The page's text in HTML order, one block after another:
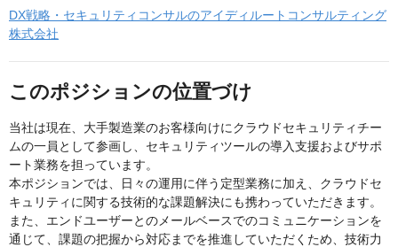
DX戦略・セキュリティコンサルのアイディルートコンサルティング
株式会社
このポジションの位置づけ
当社は現在、大手製造業のお客様向けにクラウドセキュリティチー
ムの一員として参画し、セキュリティツールの導入支援およびサポ
ート業務を担っています。
本ポジションでは、日々の運用に伴う定型業務に加え、クラウドセ
キュリティに関する技術的な課題解決にも携わっていただきます。
また、エンドユーザーとのメールベースでのコミュニケーションを
通じて、課題の把握から対応までを推進していただくため、技術力